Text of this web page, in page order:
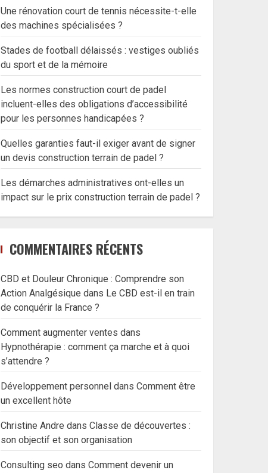
Une rénovation court de tennis nécessite-t-elle
des machines spécialisées ?
Stades de football délaissés : vestiges oubliés
du sport et de la mémoire
Les normes construction court de padel
incluent-elles des obligations d’accessibilité
pour les personnes handicapées ?
Quelles garanties faut-il exiger avant de signer
un devis construction terrain de padel ?
Les démarches administratives ont-elles un
impact sur le prix construction terrain de padel ?
COMMENTAIRES RÉCENTS
CBD et Douleur Chronique : Comprendre son
Action Analgésique dans Le CBD est-il en train
de conquérir la France ?
Comment augmenter ventes dans
Hypnothérapie : comment ça marche et à quoi
s’attendre ?
Développement personnel dansComment être
un excellent hôte
Christine Andre dansClasse de découvertes :
son objectif et son organisation
Consulting seo dansComment devenir un